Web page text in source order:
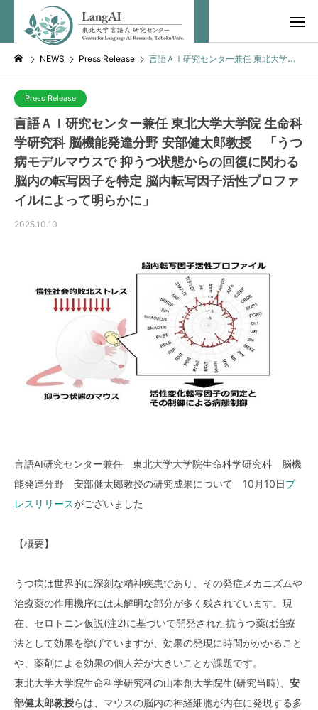
NEWS Press Release 言語ＡＩ研究センター兼任 東北大学大学院 生命科学研究科 脳機能発達分野 安部健太郎教授 「うつ病モデルマウスで 抑うつ状態からの回復に関わる脳内の転写因子を特定 脳内転写因子活性プロファイルによって明らかに」
Press Release
言語ＡＩ研究センター兼任 東北大学大学院 生命科
学研究科 脳機能発達分野 安部健太郎教授 「うつ
病モデルマウスで 抑うつ状態からの回復に関わる
脳内の転写因子を特定 脳内転写因子活性プロファ
イルによって明らかに」
2025.10.10
言語AI研究センター兼任 東北大学大学院生命科学研究科 脳機
能発達分野 安部健太郎教授の研究成果について 10月10日プ
レスリリースがございました
【概要】
うつ病は世界的に深刻な精神疾患であり、その発症メカニズムや
治療薬の作用機序には未解明な部分が多く残されています。現
在、セロトニン仮説(注2)に基づいて開発された抗うつ薬は治療
法として効果を挙げていますが、効果の発現に時間がかかること
や、薬剤による効果の個人差が大きいことが課題です。
東北大学大学院生命科学研究科の山本創大学院生(研究当時)、 安
部健太郎教授らは、マウスの脳内の神経細胞が内在に発現する多